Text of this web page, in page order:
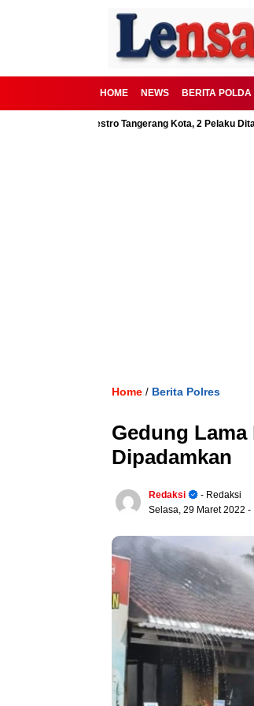
HOME NEWS BERITA POLDA
Polrestro Tangerang Kota, 2 Pelaku Ditangkap
Home / Berita Polres
Gedung Lama
Dipadamkan
Redaksi
- Redaksi
Selasa, 29 Maret 2022 -